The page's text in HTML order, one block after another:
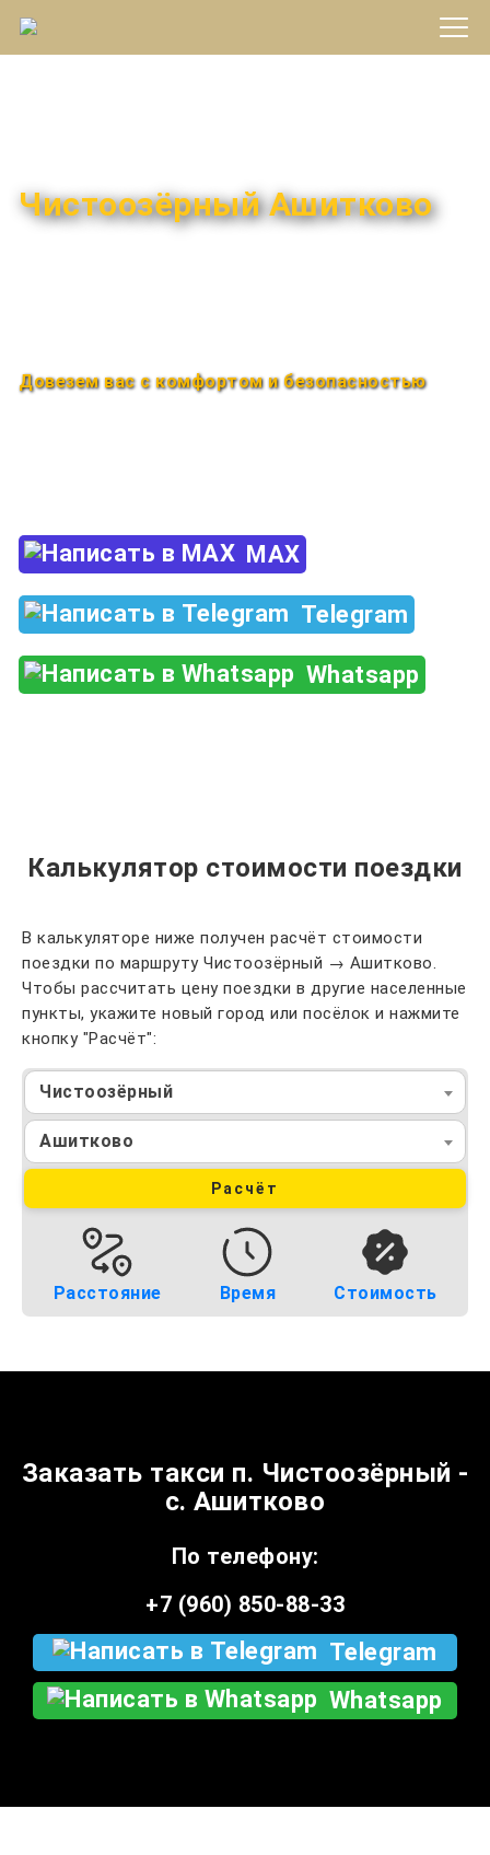
Чистоозёрный Ашитково
Довезем вас с комфортом и безопасностью
MAX
Telegram
Whatsapp
Калькулятор стоимости поездки
В калькуляторе ниже получен расчёт стоимости
поездки по маршруту Чистоозёрный → Ашитково.
Чтобы рассчитать цену поездки в другие населенные
пункты, укажите новый город или посёлок и нажмите
кнопку "Расчёт":
Чистоозёрный
Ашитково
Расчёт
Расстояние Время Стоимость
Заказать такси п. Чистоозёрный -
с. Ашитково
По телефону:
+7 (960) 850-88-33
Telegram
Whatsapp